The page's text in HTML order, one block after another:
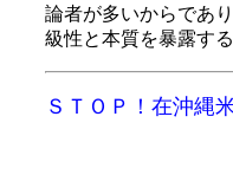
論者が多いからであ
級性と本質を暴露す
ＳＴＯＰ！在沖縄